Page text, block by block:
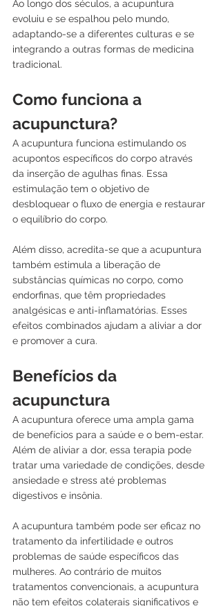
Ao longo dos séculos, a acupuntura
evoluiu e se espalhou pelo mundo,
adaptando-se a diferentes culturas e se
integrando a outras formas de medicina
tradicional.
Como funciona a
acupunctura?
A acupuntura funciona estimulando os
acupontos específicos do corpo através
da inserção de agulhas finas. Essa
estimulação tem o objetivo de
desbloquear o fluxo de energia e restaurar
o equilíbrio do corpo.
Além disso, acredita-se que a acupuntura
também estimula a liberação de
substâncias químicas no corpo, como
endorfinas, que têm propriedades
analgésicas e anti-inflamatórias. Esses
efeitos combinados ajudam a aliviar a dor
e promover a cura.
Benefícios da
acupunctura
A acupuntura oferece uma ampla gama
de benefícios para a saúde e o bem-estar.
Além de aliviar a dor, essa terapia pode
tratar uma variedade de condições, desde
ansiedade e stress até problemas
digestivos e insônia.
A acupuntura também pode ser eficaz no
tratamento da infertilidade e outros
problemas de saúde específicos das
mulheres. Ao contrário de muitos
tratamentos convencionais, a acupuntura
não tem efeitos colaterais significativos e